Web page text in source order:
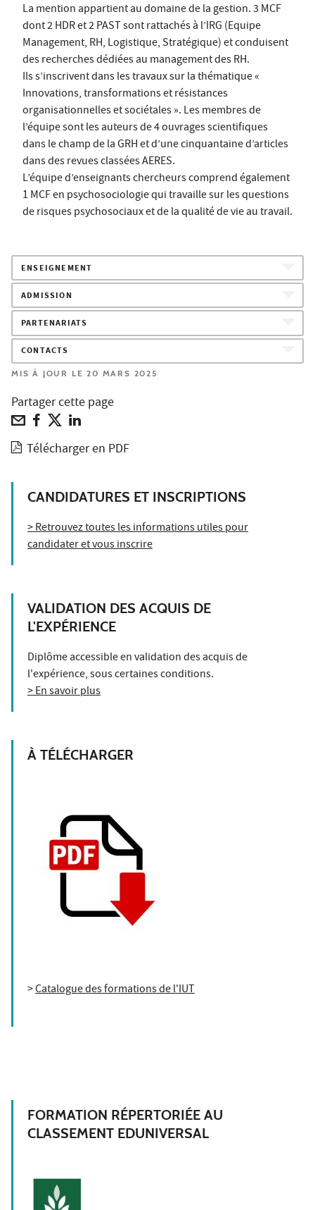
La mention appartient au domaine de la gestion. 3 MCF
dont 2 HDR et 2 PAST sont rattachés à l’IRG (Equipe
Management, RH, Logistique, Stratégique) et conduisent
des recherches dédiées au management des RH.
Ils s’inscrivent dans les travaux sur la thématique «
Innovations, transformations et résistances
organisationnelles et sociétales ». Les membres de
l’équipe sont les auteurs de 4 ouvrages scientifiques
dans le champ de la GRH et d’une cinquantaine d’articles
dans des revues classées AERES.
L’équipe d’enseignants chercheurs comprend également
1 MCF en psychosociologie qui travaille sur les questions
de risques psychosociaux et de la qualité de vie au travail.
ENSEIGNEMENT
ADMISSION
PARTENARIATS
CONTACTS
MIS À JOUR LE 20 MARS 2025
Partager cette page
Télécharger en PDF
CANDIDATURES ET INSCRIPTIONS
> Retrouvez toutes les informations utiles pour
candidater et vous inscrire
VALIDATION DES ACQUIS DE
L'EXPÉRIENCE
Diplôme accessible en validation des acquis de
l'expérience, sous certaines conditions.
> En savoir plus
À TÉLÉCHARGER
>Catalogue des formations de l'IUT
FORMATION RÉPERTORIÉE AU
CLASSEMENT EDUNIVERSAL